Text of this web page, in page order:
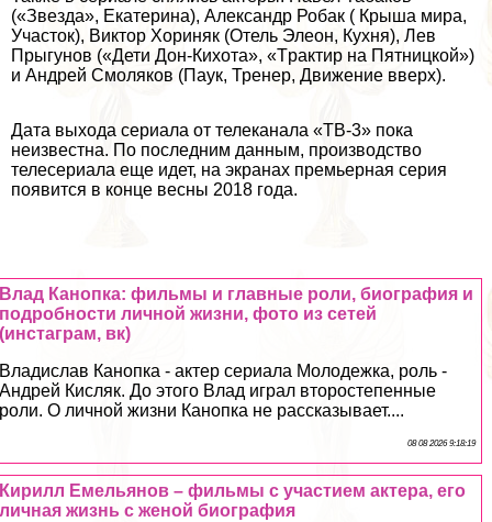
(«Звезда», Екатерина), Александр Робак ( Крыша мира,
Участок), Виктор Хориняк (Отель Элеон, Кухня), Лев
Прыгунов («Дети Дон-Кихота», «Тpaктир на Пятницкой»)
и Андрей Смоляков (Паук, Тренер, Движение вверх).
Дата выхода сериала от телеканала «ТВ-3» пока
неизвестна. По последним данным, производство
телесериала еще идет, на экранах премьерная серия
появится в конце весны 2018 года.
Влад Канопка: фильмы и главные роли, биография и
подробности личной жизни, фото из сетей
(инстаграм, вк)
Владислав Канопка - актер сериала Молодежка, роль -
Андрей Кисляк. До этого Влад играл второстепенные
роли. О личной жизни Канопка не рассказывает....
08 08 2026 9:18:19
Кирилл Емельянов – фильмы с участием актера, его
личная жизнь с женой биография